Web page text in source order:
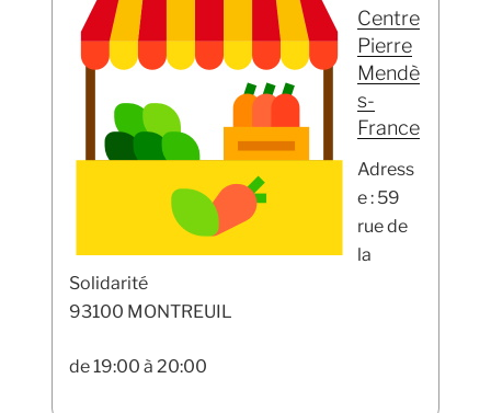
Centre
Pierre
Mendè
s-
France
Adress
e : 59
rue de
la
Solidarité
93100 MONTREUIL
de 19:00 à 20:00